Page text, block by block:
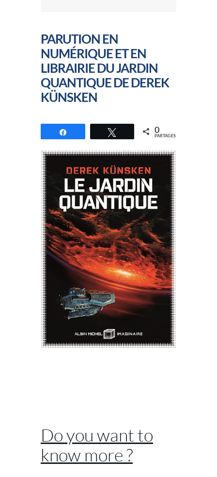
PARUTION EN
NUMÉRIQUE ET EN
LIBRAIRIE DU JARDIN
QUANTIQUE DE DEREK
KÜNSKEN
Tweetez 0
PARTAGES
Do you want to
know more ?